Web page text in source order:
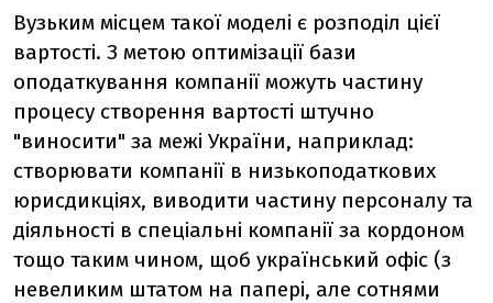
Вузьким місцем такої моделі є розподіл цієї
вартості. З метою оптимізації бази
оподаткування компанії можуть частину
процесу створення вартості штучно
"виносити" за межі України, наприклад:
створювати компанії в низькоподаткових
юрисдикціях, виводити частину персоналу та
діяльності в спеціальні компанії за кордоном
тощо таким чином, щоб український офіс (з
невеликим штатом на папері, але сотнями